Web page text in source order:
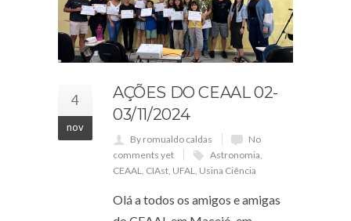
4
nov
AÇÕES DO CEAAL 02-
03/11/2024
By romualdo caldas
No
comments yet
Astronomia,
CEAAL, CIAst, UFAL, Usina Ciência
Olá a todos os amigos e amigas